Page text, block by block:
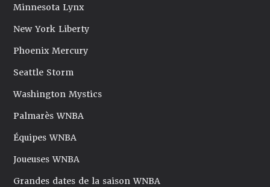
Minnesota Lynx
New York Liberty
Phoenix Mercury
Seattle Storm
Washington Mystics
Palmarès WNBA
Équipes WNBA
Joueuses WNBA
Grandes dates de la saison WNBA